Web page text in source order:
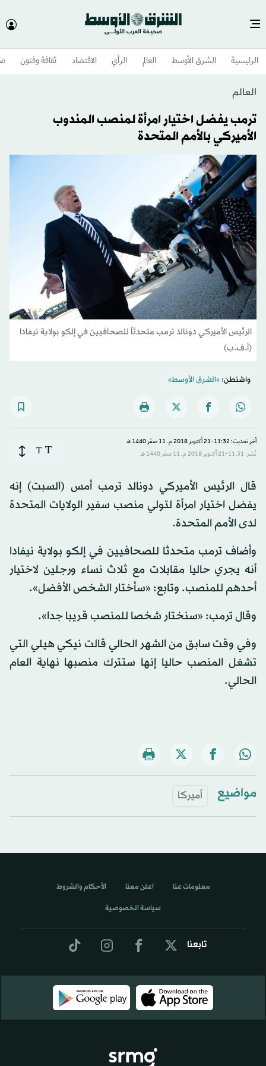
الرئيسية الشرق الأوسط​ العالم الرأي الاقتصاد ثقافة وفنون
العالم
ترمب يفضل اختيار امرأة لمنصب المندوب
الأميركي بالأمم المتحدة
الرئيس الأميركي دونالد ترمب متحدثاً للصحافيين في إلكو بولاية نيفادا
(أ.ف.ب)
واشنطن:«الشرق الأوسط»
آخر تحديث: 11:32-21 أكتوبر 2018 م ـ 11 صفَر 1440 هـ
نُشر: 11:31-21 أكتوبر 2018 م ـ 11 صفَر 1440 هـ
T
T
قال الرئيس الأميركي دونالد ترمب أمس (السبت) إنه
يفضل اختيار امرأة لتولي منصب سفير الولايات المتحدة
لدى الأمم المتحدة.
وأضاف ترمب متحدثا للصحافيين في إلكو بولاية نيفادا
أنه يجري حاليا مقابلات مع ثلاث نساء ورجلين لاختيار
أحدهم للمنصب. وتابع: «سأختار الشخص الأفضل».
وقال ترمب: «سنختار شخصا للمنصب قريبا جدا».
وفي وقت سابق من الشهر الحالي قالت نيكي هيلي التي
تشغل المنصب حاليا إنها ستترك منصبها نهاية العام
الحالي.
مواضيع أميركا
تابعنا
معلومات عنا اعلن معنا الأحكام والشروط
سياسة الخصوصية